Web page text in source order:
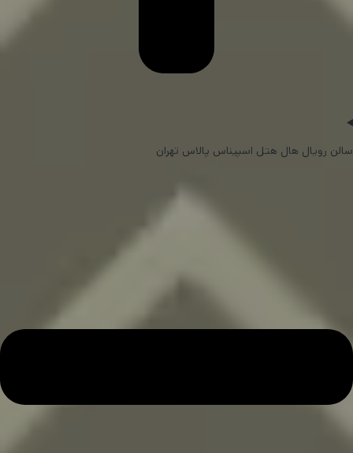
سالن رویال هال هتل اسپیناس پالاس تهران